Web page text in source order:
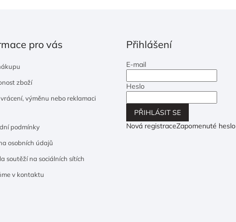
pro vás
zboží
vrácení, výměnu nebo reklamaci
podmínky
osobních údajů
soutěží na sociálních sítích
v kontaktu
Přihlášení
E-mail
Heslo
PŘIHLÁSIT SE
Nová registraceZapomenuté heslo